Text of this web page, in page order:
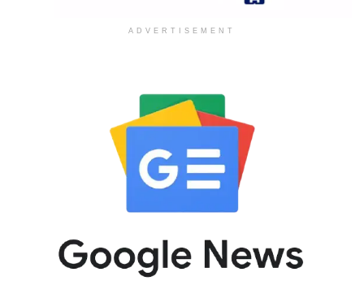
ADVERTISEMENT